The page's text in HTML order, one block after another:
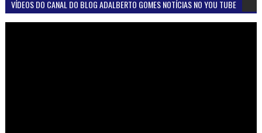
VÍDEOS DO CANAL DO BLOG ADALBERTO GOMES NOTÍCIAS NO YOU TUBE